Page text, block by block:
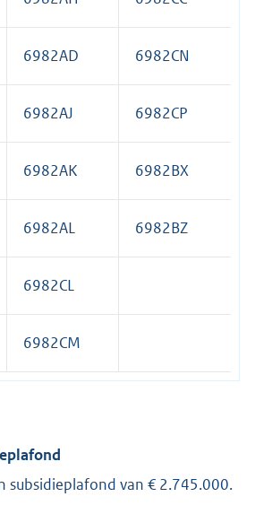
6982AD 6982CN
6982AJ 6982CP
6982AK 6982BX
6982AL 6982BZ
6982CL
6982CM
subsidieplafond van € 2.745.000.